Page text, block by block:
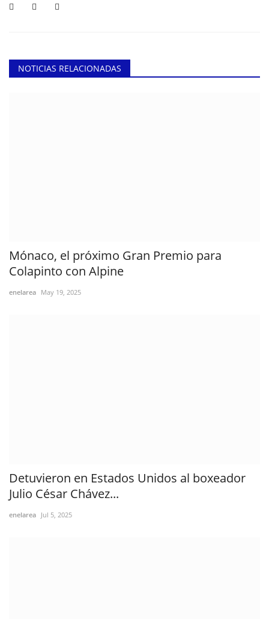
NOTICIAS RELACIONADAS
Mónaco, el próximo Gran Premio para
Colapinto con Alpine
enelarea May 19, 2025
Detuvieron en Estados Unidos al boxeador
Julio César Chávez...
enelarea Jul 5, 2025